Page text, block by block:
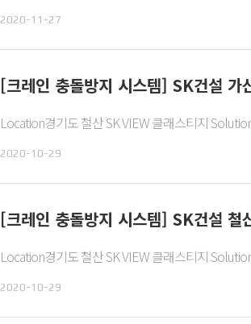
2020-11-27
[크레인 충돌방지 시스템] SK건설 가
Location경기도 철산 SK VIEW 클래스티지
2020-10-29
[크레인 충돌방지 시스템] SK건설 철
Location경기도 철산 SK VIEW 클래스티지
2020-10-29